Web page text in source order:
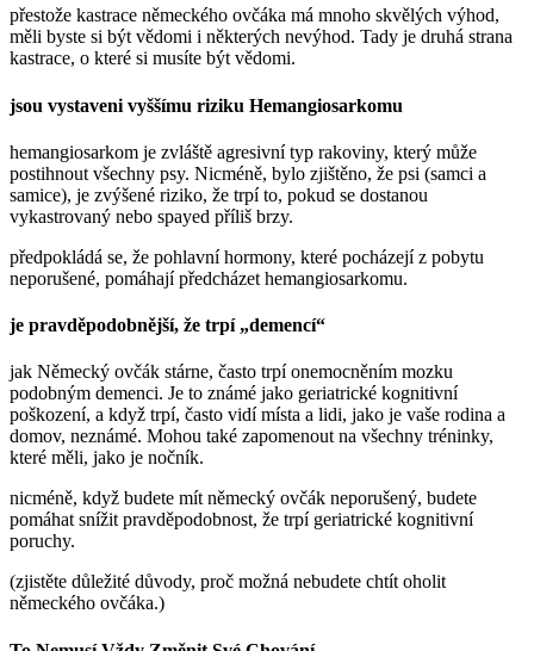
přestože kastrace německého ovčáka má mnoho skvělých výhod,
měli byste si být vědomi i některých nevýhod. Tady je druhá strana
kastrace, o které si musíte být vědomi.
jsou vystaveni vyššímu riziku Hemangiosarkomu
hemangiosarkom je zvláště agresivní typ rakoviny, který může
postihnout všechny psy. Nicméně, bylo zjištěno, že psi (samci a
samice), je zvýšené riziko, že trpí to, pokud se dostanou
vykastrovaný nebo spayed příliš brzy.
předpokládá se, že pohlavní hormony, které pocházejí z pobytu
neporušené, pomáhají předcházet hemangiosarkomu.
je pravděpodobnější, že trpí „demencí“
jak Německý ovčák stárne, často trpí onemocněním mozku
podobným demenci. Je to známé jako geriatrické kognitivní
poškození, a když trpí, často vidí místa a lidi, jako je vaše rodina a
domov, neznámé. Mohou také zapomenout na všechny tréninky,
které měli, jako je nočník.
nicméně, když budete mít německý ovčák neporušený, budete
pomáhat snížit pravděpodobnost, že trpí geriatrické kognitivní
poruchy.
(zjistěte důležité důvody, proč možná nebudete chtít oholit
německého ovčáka.)